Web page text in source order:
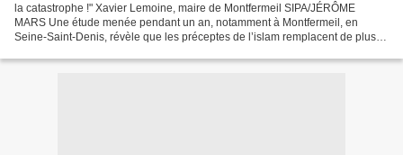
la catastrophe !" Xavier Lemoine, maire de Montfermeil SIPA/JÉRÔME
MARS Une étude menée pendant un an, notamment à Montfermeil, en
Seine-Saint-Denis, révèle que les préceptes de l’islam remplacent de plus